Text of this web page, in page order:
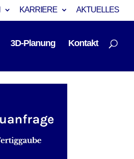
KARRIERE AKTUELLES
3D-Planung Kontakt